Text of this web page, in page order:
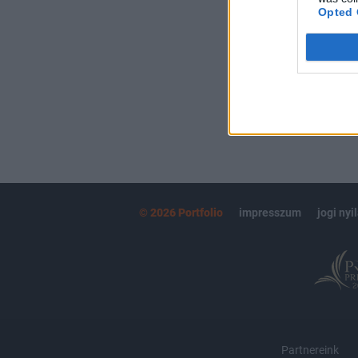
Opted
kötéslistái
MÁR
© 2026 Portfolio impresszum jogi
Partnereink